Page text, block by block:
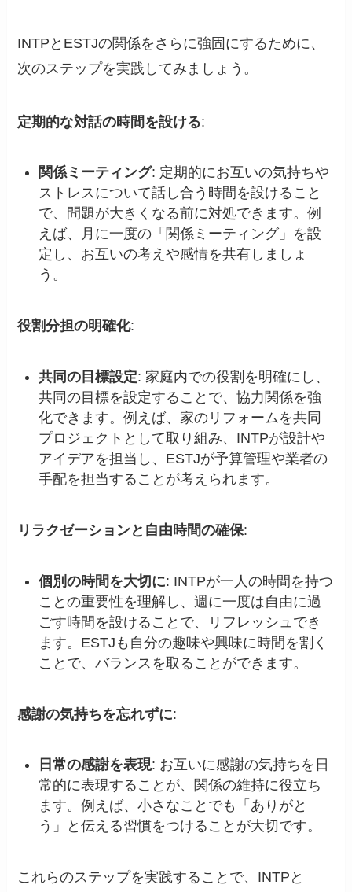
INTPとESTJの関係をさらに強固にするために、
次のステップを実践してみましょう。
定期的な対話の時間を設ける:
関係ミーティング: 定期的にお互いの気持ちや
ストレスについて話し合う時間を設けること
で、問題が大きくなる前に対処できます。例
えば、月に一度の「関係ミーティング」を設
定し、お互いの考えや感情を共有しましょ
う。
役割分担の明確化:
共同の目標設定: 家庭内での役割を明確にし、
共同の目標を設定することで、協力関係を強
化できます。例えば、家のリフォームを共同
プロジェクトとして取り組み、INTPが設計や
アイデアを担当し、ESTJが予算管理や業者の
手配を担当することが考えられます。
リラクゼーションと自由時間の確保:
個別の時間を大切に: INTPが一人の時間を持つ
ことの重要性を理解し、週に一度は自由に過
ごす時間を設けることで、リフレッシュでき
ます。ESTJも自分の趣味や興味に時間を割く
ことで、バランスを取ることができます。
感謝の気持ちを忘れずに:
日常の感謝を表現: お互いに感謝の気持ちを日
常的に表現することが、関係の維持に役立ち
ます。例えば、小さなことでも「ありがと
う」と伝える習慣をつけることが大切です。
これらのステップを実践することで、INTPと